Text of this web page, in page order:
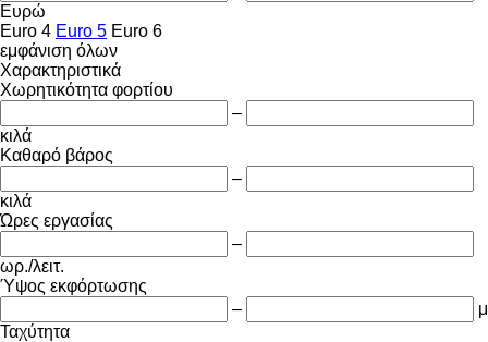
Ευρώ
Euro 4 Euro 5 Euro 6
εμφάνιση όλων
Χαρακτηριστικά
Χωρητικότητα φορτίου
–
κιλά
Καθαρό βάρος
–
κιλά
Ώρες εργασίας
–
ωρ./λειτ.
Ύψος εκφόρτωσης
–
μ
Ταχύτητα